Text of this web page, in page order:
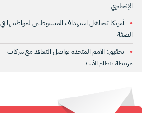
الإنجليزي
أمريكا تتجاهل استهداف المستوطنين لمواطنيها في
الضفة
تحقيق: الأمم المتحدة تواصل التعاقد مع شركات
مرتبطة بنظام الأسد